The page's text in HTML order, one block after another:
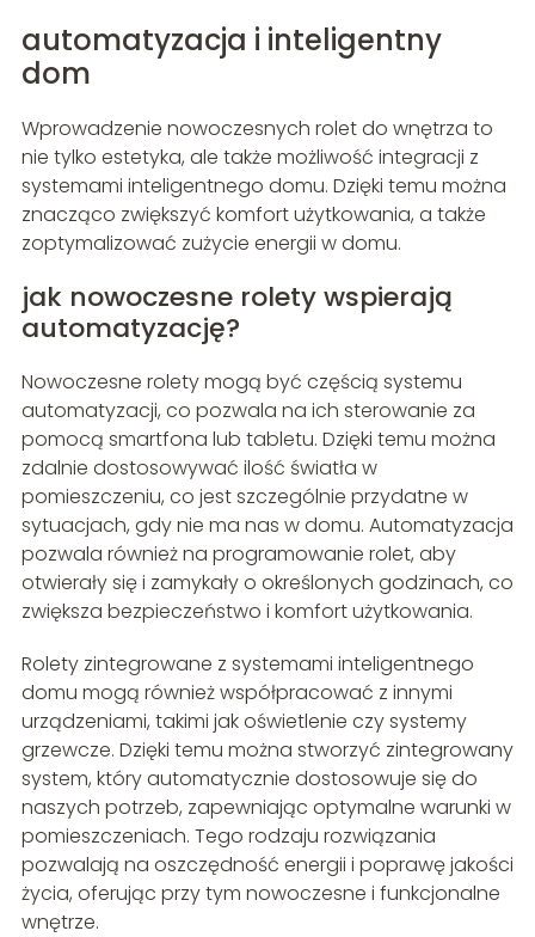
automatyzacja i inteligentny
dom
Wprowadzenie nowoczesnych rolet do wnętrza to
nie tylko estetyka, ale także możliwość integracji z
systemami inteligentnego domu. Dzięki temu można
znacząco zwiększyć komfort użytkowania, a także
zoptymalizować zużycie energii w domu.
jak nowoczesne rolety wspierają
automatyzację?
Nowoczesne rolety mogą być częścią systemu
automatyzacji, co pozwala na ich sterowanie za
pomocą smartfona lub tabletu. Dzięki temu można
zdalnie dostosowywać ilość światła w
pomieszczeniu, co jest szczególnie przydatne w
sytuacjach, gdy nie ma nas w domu. Automatyzacja
pozwala również na programowanie rolet, aby
otwierały się i zamykały o określonych godzinach, co
zwiększa bezpieczeństwo i komfort użytkowania.
Rolety zintegrowane z systemami inteligentnego
domu mogą również współpracować z innymi
urządzeniami, takimi jak oświetlenie czy systemy
grzewcze. Dzięki temu można stworzyć zintegrowany
system, który automatycznie dostosowuje się do
naszych potrzeb, zapewniając optymalne warunki w
pomieszczeniach. Tego rodzaju rozwiązania
pozwalają na oszczędność energii i poprawę jakości
życia, oferując przy tym nowoczesne i funkcjonalne
wnętrze.